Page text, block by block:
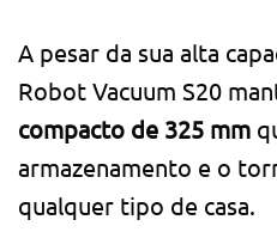
A pesar da sua alta
Robot Vacuum S20
compacto de 325 mm
armazenamento e o
qualquer tipo de casa.